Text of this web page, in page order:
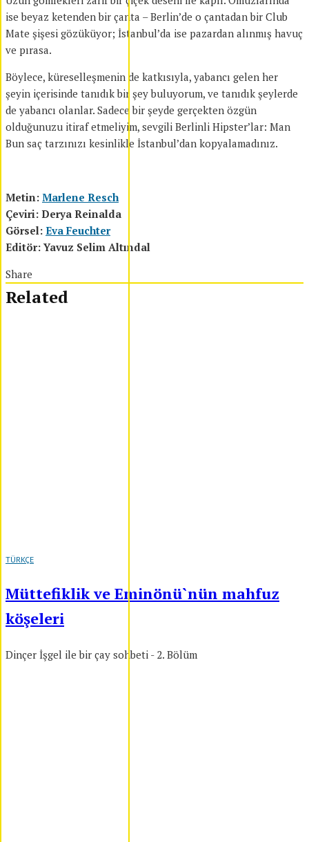
ise beyaz ketenden bir çanta – Berlin’de o çantadan bir Club
Mate şişesi gözüküyor; İstanbul’da ise pazardan alınmış havuç
ve pırasa.
Böylece, küreselleşmenin de katkısıyla, yabancı gelen her
şeyin içerisinde tanıdık bir şey buluyorum, ve tanıdık şeylerde
de yabancı olanlar. Sadece bir şeyde gerçekten özgün
olduğunuzu itiraf etmeliyim, sevgili Berlinli Hipster’lar: Man
Bun saç tarzınızı kesinlikle İstanbul’dan kopyalamadınız.
Metin: Marlene Resch
Çeviri: Derya Reinalda
Görsel: Eva Feuchter
Editör: Yavuz Selim Altındal
Share
Related
TÜRKÇE
Müttefiklik ve Eminönü`nün mahfuz
köşeleri
Dinçer İşgel ile bir çay sohbeti - 2. Bölüm